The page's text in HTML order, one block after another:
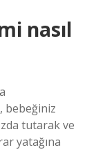
nasıl
bebeğiniz
tutarak ve
yatağına